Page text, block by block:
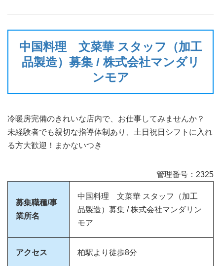
中国料理 文菜華 スタッフ（加工
品製造）募集 / 株式会社マンダリ
ンモア
冷暖房完備のきれいな店内で、お仕事してみませんか？
未経験者でも親切な指導体制あり、土日祝日シフトに入れ
る方大歓迎！まかないつき
管理番号：2325
募集職種/事
業所名
中国料理 文菜華 スタッフ（加工
品製造）募集 / 株式会社マンダリン
モア
アクセス 柏駅より徒歩8分